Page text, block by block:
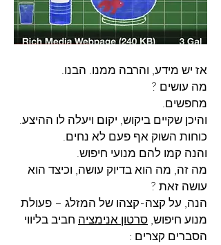
אז יש מידע, והרבה ממנו. הבנו.
מה עושים ?
מחפשים.
והיכן שקיים ביקוש, יקום ויעלה לו ההיצע.
כוחות השוק אף פעם לא נחים.
והנה קמו להם מנועי חיפוש.
מה זה, מה הוא בדיוק עושה, וכיצד הוא
עושה זאת ?
הנה, על קצה-קצהו של המזלג – פעולת
מנוע חיפוש, סרטון אנימציה חביב בליווי
הסברים קצרים :